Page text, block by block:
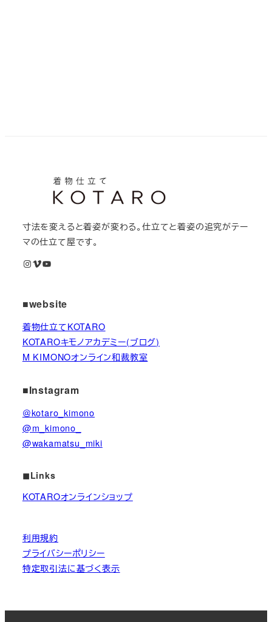
寸法を変えると着姿が変わる。仕立てと着姿の追究がテー
マの仕立て屋です。
InstagramVimeo YouTube
■website
着物仕立てKOTARO
KOTAROキモノアカデミー(ブログ)
M KIMONOオンライン和裁教室
■Instagram
＠kotaro_kimono
@m_kimono_
@wakamatsu_miki
◼︎Links
KOTAROオンラインショップ
利用規約
プライバシーポリシー
特定取引法に基づく表示